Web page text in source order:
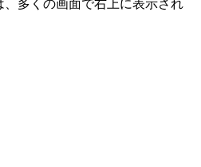
多くの画面で右上に表示され